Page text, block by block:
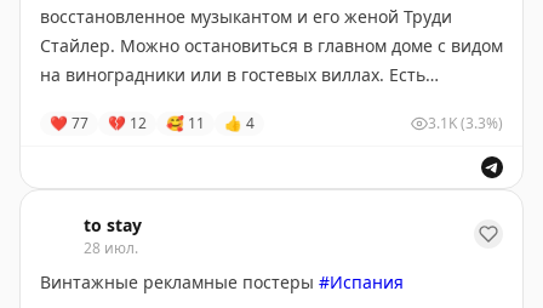
восстановленное музыкантом и его женой Труди
Стайлер. Можно остановиться в главном доме с видом
на виноградники или в гостевых виллах. Есть
маслом, в хорошую погоду работает открытая
Тоскана •#Италия
Забронировать
❤ 77 💔 12 🥰 11 👍 4 3.1K(3.3%)
to stay
28 июл.
Винтажные рекламные постеры #Испания